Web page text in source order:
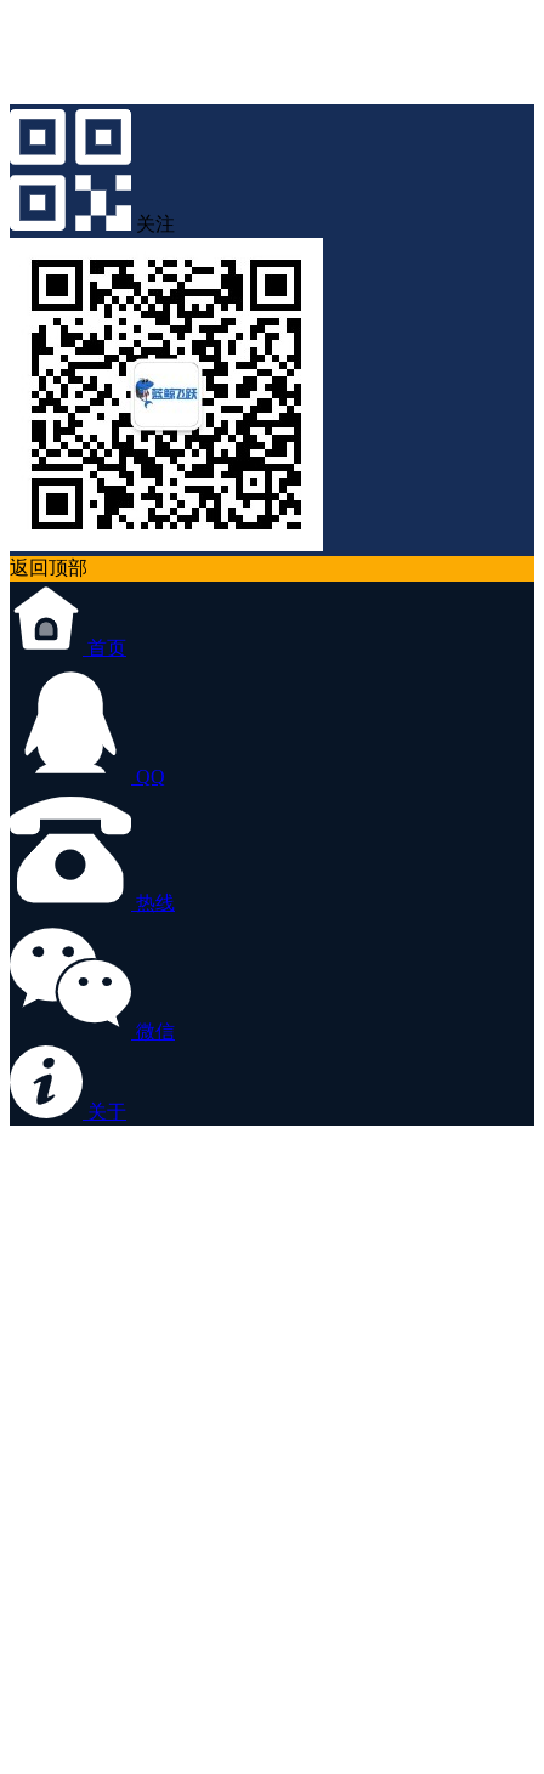
关注
返回顶部
首页
QQ
热线
微信
关于